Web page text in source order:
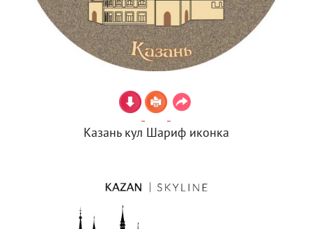
Казань кул Шариф иконка